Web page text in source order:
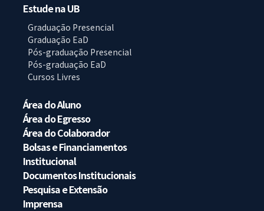
Estude na UB
Graduação Presencial
Graduação EaD
Pós-graduação Presencial
Pós-graduação EaD
Cursos Livres
Área do Aluno
Área do Egresso
Área do Colaborador
Bolsas e Financiamentos
Institucional
Documentos Institucionais
Pesquisa e Extensão
Imprensa